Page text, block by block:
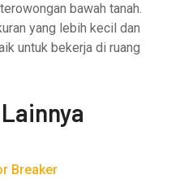
bawah tanah.
yang lebih kecil dan
untuk bekerja di ruang
Breaker